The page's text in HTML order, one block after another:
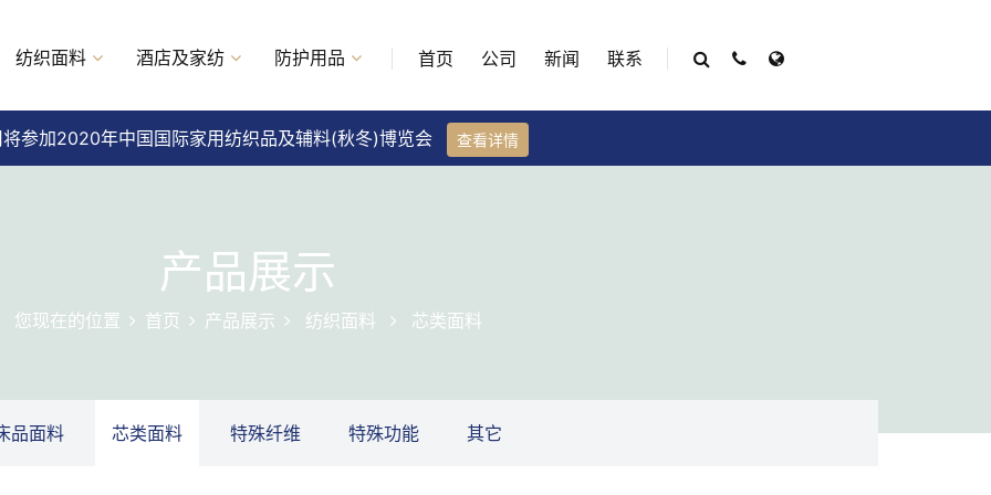
首页 公司 新闻 联系
纺织面料 酒店及家纺 防护用品
参加2020年中国国际家用纺织品及辅料(秋冬)博览会 查看详情
产品展示
您现在的位置 首页 产品展示 纺织面料 芯类面料
品面料 芯类面料 特殊纤维 特殊功能 其它